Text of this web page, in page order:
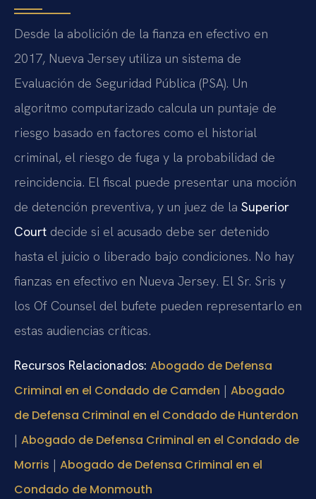
Desde la abolición de la fianza en efectivo en
2017, Nueva Jersey utiliza un sistema de
Evaluación de Seguridad Pública (PSA). Un
algoritmo computarizado calcula un puntaje de
riesgo basado en factores como el historial
criminal, el riesgo de fuga y la probabilidad de
reincidencia. El fiscal puede presentar una moción
de detención preventiva, y un juez de la Superior
Court decide si el acusado debe ser detenido
hasta el juicio o liberado bajo condiciones. No hay
fianzas en efectivo en Nueva Jersey. El Sr. Sris y
los Of Counsel del bufete pueden representarlo en
estas audiencias críticas.
Recursos Relacionados: Abogado de Defensa
Criminal en el Condado de Camden | Abogado
de Defensa Criminal en el Condado de Hunterdon
| Abogado de Defensa Criminal en el Condado de
Morris | Abogado de Defensa Criminal en el
Condado de Monmouth